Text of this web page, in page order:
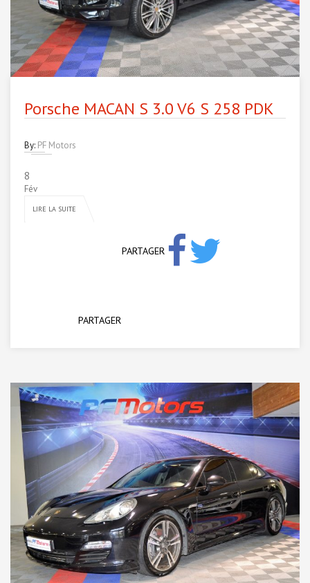
Porsche MACAN S 3.0 V6 S 258 PDK
By: PF Motors
8
Fév
LIRE LA SUITE
PARTAGER
PARTAGER